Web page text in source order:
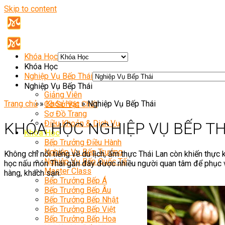
Skip to content
Giới Thiệu
Giảng Viên
Cơ Sở Vật Chất
Sơ Đồ Trang
Điều Khoản & Dịch Vụ
Khóa Học
Bếp Trưởng Điều Hành
Nghiệp Vụ Bếp Trưởng
Nghiệp Vụ Bếp Quốc Tế
Master Class
Bếp Trưởng Bếp Á
Bếp Trưởng Bếp Âu
Bếp Trưởng Bếp Nhật
Bếp Trưởng Bếp Việt
Bếp Trưởng Bếp Hoa
Khóa Học
Khóa Học
Nghiệp Vụ Bếp Thái
Nghiệp Vụ Bếp Thái
Trang chủ » Khóa Học » Nghiệp Vụ Bếp Thái
KHÓA HỌC NGHIỆP VỤ BẾP
Không chỉ nổi tiếng về du lịch, ẩm thực Thái Lan còn khiến
học nấu món Thái gần đây được nhiều người quan tâm để
hàng, khách sạn.